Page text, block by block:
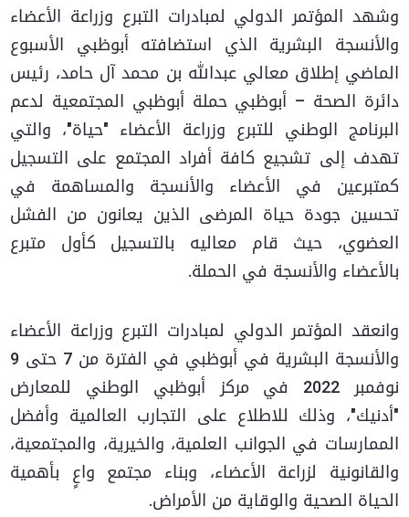
وشهد المؤتمر الدولي لمبادرات التبرع وزراعة الأعضاء
والأنسجة البشرية الذي استضافته أبوظبي الأسبوع
الماضي إطلاق معالي عبدالله بن محمد آل حامد، رئيس
دائرة الصحة – أبوظبي حملة أبوظبي المجتمعية لدعم
البرنامج الوطني للتبرع وزراعة الأعضاء "حياة"، والتي
تهدف إلى تشجيع كافة أفراد المجتمع على التسجيل
كمتبرعين في الأعضاء والأنسجة والمساهمة في
تحسين جودة حياة المرضى الذين يعانون من الفشل
العضوي، حيث قام معاليه بالتسجيل كأول متبرع
بالأعضاء والأنسجة في الحملة.
وانعقد المؤتمر الدولي لمبادرات التبرع وزراعة الأعضاء
والأنسجة البشرية في أبوظبي في الفترة من 7 حتى 9
نوفمبر 2022 في مركز أبوظبي الوطني للمعارض
"أدنيك"، وذلك للاطلاع على التجارب العالمية وأفضل
الممارسات في الجوانب العلمية، والخيرية، والمجتمعية،
والقانونية لزراعة الأعضاء، وبناء مجتمع واعٍ بأهمية
الحياة الصحية والوقاية من الأمراض.